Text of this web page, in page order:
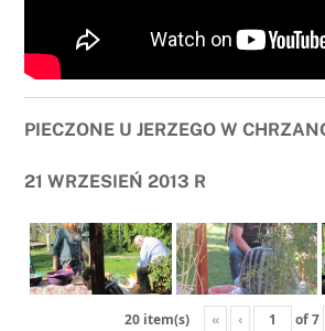
PIECZONE U JERZEGO W
21 WRZESIEŃ 2013 R
20 item(s) « ‹ of7